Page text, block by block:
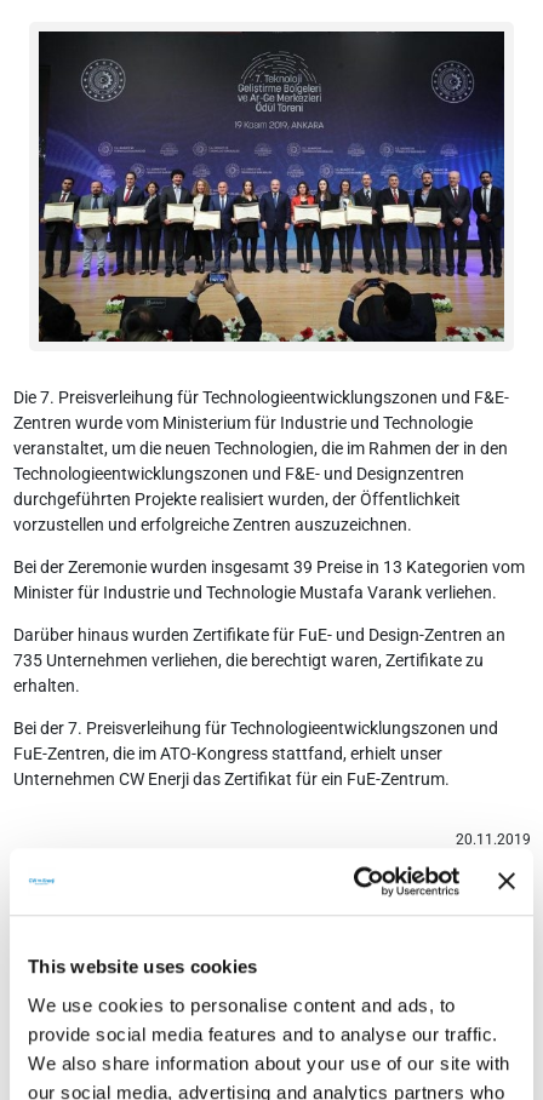
This website uses cookies
We use cookies to personalise content and ads, to
provide social media features and to analyse our traffic.
We also share information about your use of our site with
our social media, advertising and analytics partners who
Die 7. Preisverleihung für Technologieentwicklungszonen und F&E-
Zentren wurde vom Ministerium für Industrie und Technologie
veranstaltet, um die neuen Technologien, die im Rahmen der in den
Technologieentwicklungszonen und F&E- und Designzentren
durchgeführten Projekte realisiert wurden, der Öffentlichkeit
vorzustellen und erfolgreiche Zentren auszuzeichnen.
Bei der Zeremonie wurden insgesamt 39 Preise in 13 Kategorien vom
Minister für Industrie und Technologie Mustafa Varank verliehen.
Darüber hinaus wurden Zertifikate für FuE- und Design-Zentren an
735 Unternehmen verliehen, die berechtigt waren, Zertifikate zu
erhalten.
Bei der 7. Preisverleihung für Technologieentwicklungszonen und
FuE-Zentren, die im ATO-Kongress stattfand, erhielt unser
Unternehmen CW Enerji das Zertifikat für ein FuE-Zentrum.
20.11.2019